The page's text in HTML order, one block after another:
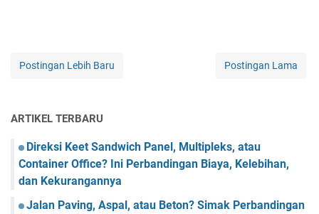
Postingan Lebih Baru Postingan Lama
ARTIKEL TERBARU
Direksi Keet Sandwich Panel, Multipleks, atau
Container Office? Ini Perbandingan Biaya, Kelebihan,
dan Kekurangannya
Jalan Paving, Aspal, atau Beton? Simak Perbandingan